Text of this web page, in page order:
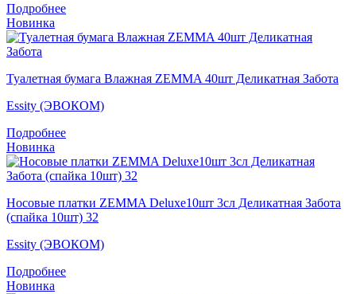
Подробнее
Новинка
Туалетная бумага Влажная ZEMMA 40шт Деликатная Забота
Essity (ЭВОКОМ)
Подробнее
Новинка
Носовые платки ZEMMA Deluxe10шт 3сл Деликатная Забота
(спайка 10шт) 32
Essity (ЭВОКОМ)
Подробнее
Новинка